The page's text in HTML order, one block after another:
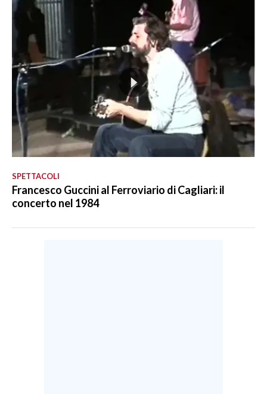
SPETTACOLI
Francesco Guccini al Ferroviario di Cagliari: il
concerto nel 1984